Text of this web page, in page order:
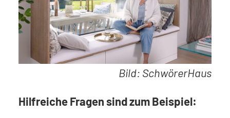
Bild: SchwörerHaus
Hilfreiche Fragen sind zum Beispiel: